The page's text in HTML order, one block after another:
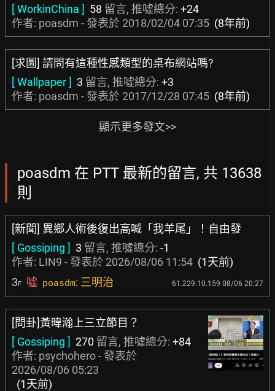
[ WorkinChina ] 58 留言, 推噓總分: +24
作者: poasdm - 發表於 2018/02/04 07:35 (8年前)
[求圖] 請問有這種性感類型的桌布網站嗎?
[ Wallpaper ] 3 留言, 推噓總分: +3
作者: poasdm - 發表於 2017/12/28 07:45 (8年前)
顯示更多發文>>
poasdm 在 PTT 最新的留言, 共 13638
則
[新聞] 異鄉人術後復出高喊「我羊尾」！自由發
[ Gossiping ] 3 留言, 推噓總分: -1
作者: LIN9 - 發表於 2026/08/06 11:54 (1天前)
3F 噓 poasdm: 三明治 61.229.10.159 08/06 20:27
[問卦]黃暐瀚上三立節目？
[ Gossiping ] 270 留言, 推噓總分: +84
作者: psychohero- 發表於
2026/08/06 05:23
(1天前)